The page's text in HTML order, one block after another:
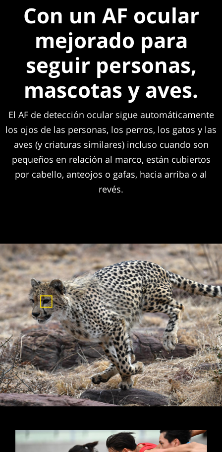
Con un AF ocular
mejorado para
seguir personas,
mascotas y aves.
El AF de detección ocular sigue automáticamente
los ojos de las personas, los perros, los gatos y las
aves (y criaturas similares) incluso cuando son
pequeños en relación al marco, están cubiertos
por cabello, anteojos o gafas, hacia arriba o al
revés.